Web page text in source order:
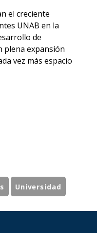
el creciente
UNAB en la
de
plena expansión
vez más espacio
Universidad